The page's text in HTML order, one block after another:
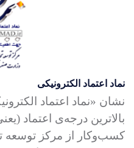
نماد اعتماد الکترونیکی
بالاترین درجه‌ی اعتماد
کسب‌وکار از مرکز توسعه